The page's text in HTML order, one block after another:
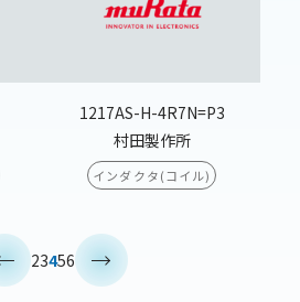
1217AS-H-4R7N=P3
村田製作所
インダクタ(コイル)
23456